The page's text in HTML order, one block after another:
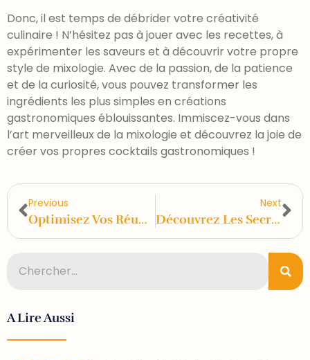
Donc, il est temps de débrider votre créativité
culinaire ! N’hésitez pas à jouer avec les recettes, à
expérimenter les saveurs et à découvrir votre propre
style de mixologie. Avec de la passion, de la patience
et de la curiosité, vous pouvez transformer les
ingrédients les plus simples en créations
gastronomiques éblouissantes. Immiscez-vous dans
l’art merveilleux de la mixologie et découvrez la joie de
créer vos propres cocktails gastronomiques !
Previous
Optimisez Vos Réunions : 5 Raisons De Choisir Un Traiteur Pour Vos Repas D’affaires
Next
Découvrez Les Secrets De La Préparation De Tortillas Maison Pour Ravir Vos Papilles
A Lire Aussi